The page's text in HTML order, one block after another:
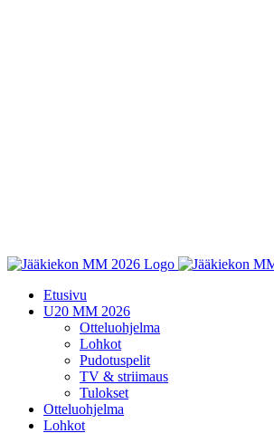
Etusivu
U20 MM 2026
Otteluohjelma
Lohkot
Pudotuspelit
TV & striimaus
Tulokset
Otteluohjelma
Lohkot